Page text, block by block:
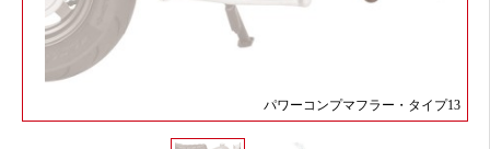
パワーコンプマフラー・タイプ13